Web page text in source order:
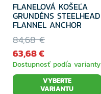
25% ZĽAVA
FLANELOVÁ KOŠEĽA
GRUNDÉNS STEELHEAD
FLANNEL ANCHOR
84,68 €
63,68 €
Dostupnosť podľa varianty
VYBERTE
VARIANTU